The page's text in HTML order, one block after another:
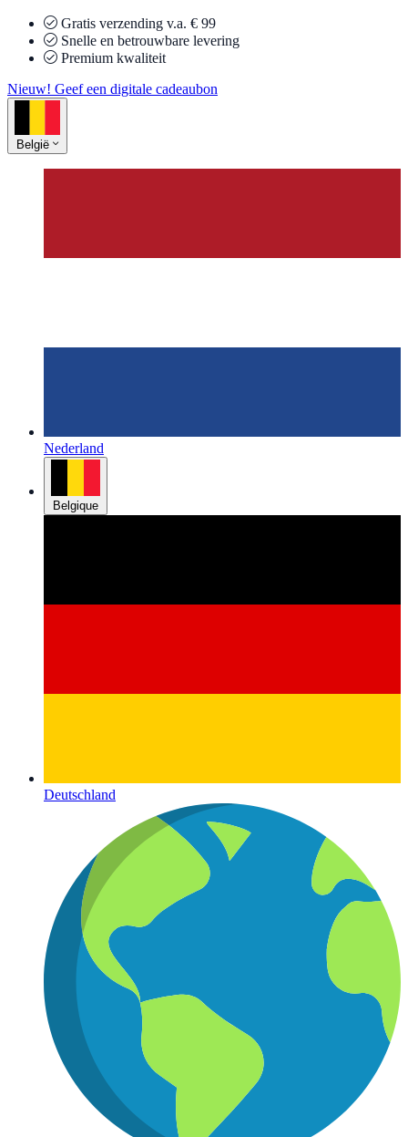
Gratis verzending v.a. € 99
Snelle en betrouwbare levering
Premium kwaliteit
Nieuw! Geef een digitale cadeaubon
België
Nederland
Belgique
Deutschland